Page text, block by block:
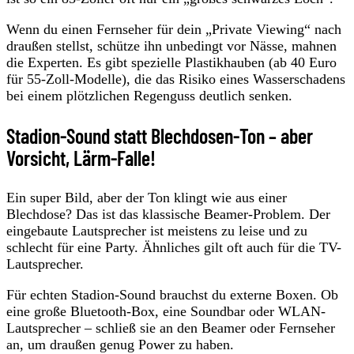
Wenn du einen Fernseher für dein „Private Viewing“ nach
draußen stellst, schütze ihn unbedingt vor Nässe, mahnen
die Experten. Es gibt spezielle Plastikhauben (ab 40 Euro
für 55-Zoll-Modelle), die das Risiko eines Wasserschadens
bei einem plötzlichen Regenguss deutlich senken.
Stadion-Sound statt Blechdosen-Ton – aber
Vorsicht, Lärm-Falle!
Ein super Bild, aber der Ton klingt wie aus einer
Blechdose? Das ist das klassische Beamer-Problem. Der
eingebaute Lautsprecher ist meistens zu leise und zu
schlecht für eine Party. Ähnliches gilt oft auch für die TV-
Lautsprecher.
Für echten Stadion-Sound brauchst du externe Boxen. Ob
eine große Bluetooth-Box, eine Soundbar oder WLAN-
Lautsprecher – schließ sie an den Beamer oder Fernseher
an, um draußen genug Power zu haben.